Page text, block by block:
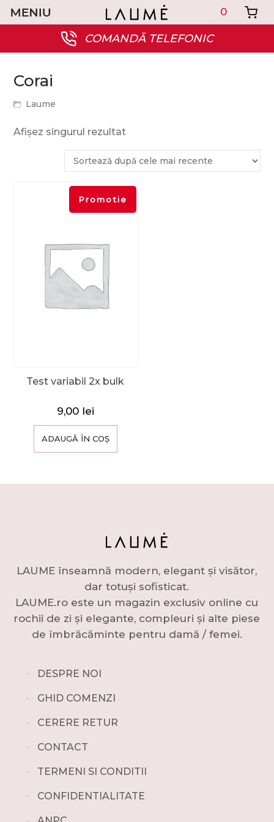
COMANDĂ TELEFONIC
0
Corai
Laume
Afișez singurul rezultat
Promotie
Test variabil 2x bulk
9,00 lei
ADAUGĂ ÎN COȘ
LAUME înseamnă modern, elegant și visător,
dar totuși sofisticat.
LAUME.ro este un magazin exclusiv online cu
rochii de zi și elegante, compleuri și alte piese
de îmbrăcăminte pentru damă / femei.
∙ DESPRE NOI
∙ GHID COMENZI
∙ CERERE RETUR
∙ CONTACT
∙ TERMENI SI CONDITII
∙ CONFIDENTIALITATE